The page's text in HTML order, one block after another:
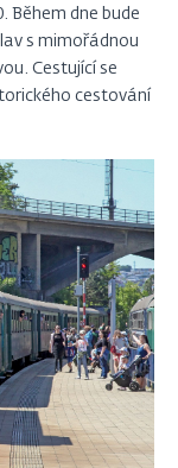
Během dne bude
s mimořádnou
Cestující se
cestování